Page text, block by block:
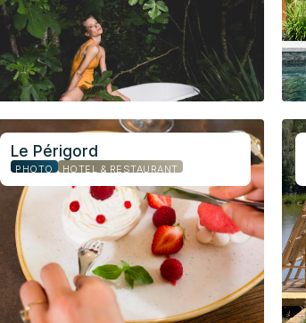
Le Périgord
PHOTO HÔTEL & RESTAURANT